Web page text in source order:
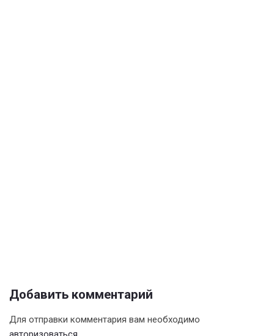
Добавить комментарий
Для отправки комментария вам необходимо